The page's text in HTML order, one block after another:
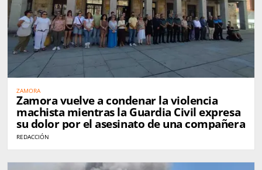
ZAMORA
Zamora vuelve a condenar la violencia
machista mientras la Guardia Civil expresa
su dolor por el asesinato de una compañera
REDACCIÓN